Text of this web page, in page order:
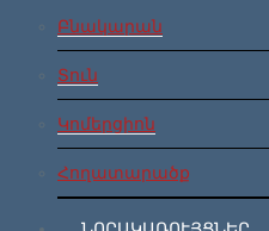
Բնակարան
Տուն
Կոմերցիոն
Հողատարածք